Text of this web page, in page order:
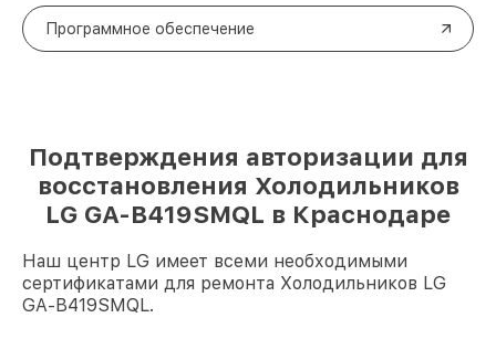
Программное обеспечение
Подтверждения авторизации для
восстановления Холодильников
LG GA-B419SMQL в Краснодаре
Наш центр LG имеет всеми необходимыми
сертификатами для ремонта Холодильников LG
GA-B419SMQL.